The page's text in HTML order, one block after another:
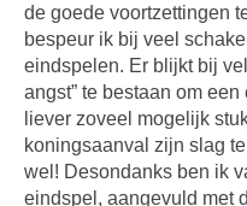
de goede voortzettingen
bespeur ik bij veel
eindspelen. Er blijkt bij
angst” te bestaan om
liever zoveel mogelijk
koningsaanval zijn slag
wel! Desondanks ben ik
eindspel, aangevuld met